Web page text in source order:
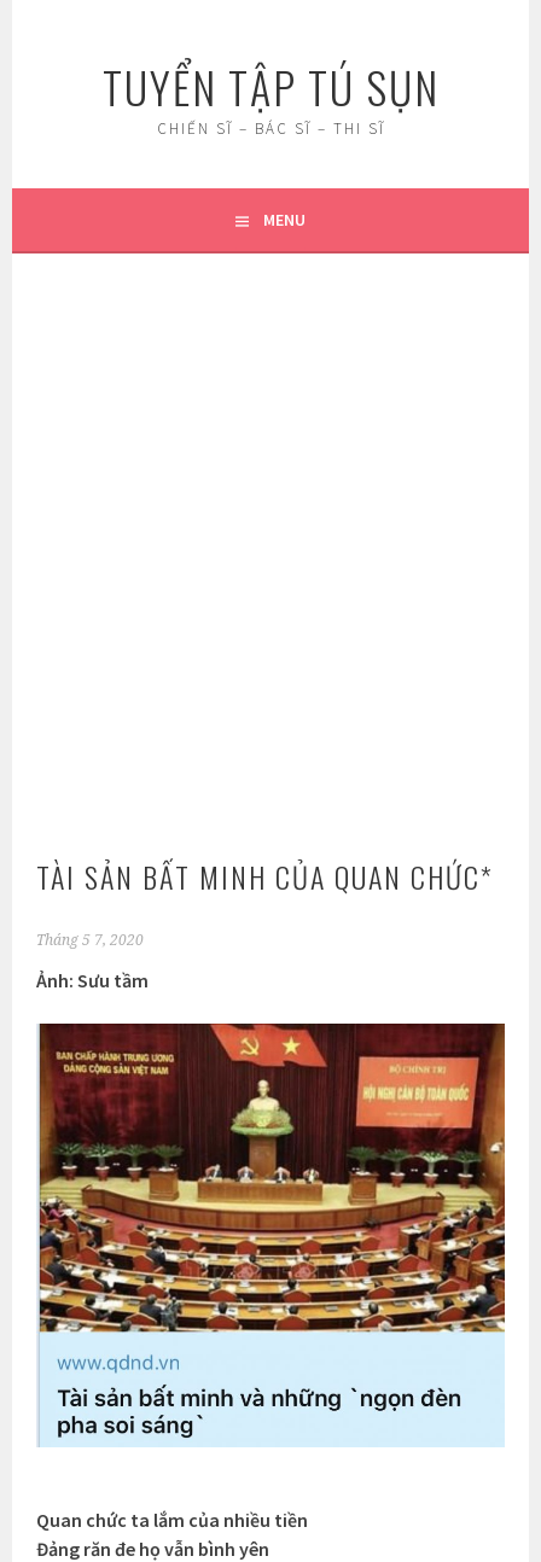
TUYỂN TẬP TÚ SỤN
CHIẾN SĨ – BÁC SĨ – THI SĨ
MENU
TÀI SẢN BẤT MINH CỦA QUAN CHỨC*
Tháng 5 7, 2020
Ảnh: Sưu tầm
Quan chức ta lắm của nhiều tiền
Đảng răn đe họ vẫn bình yên